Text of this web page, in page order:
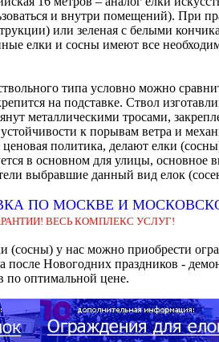
и внутри помещений). При
или зеленая с белыми
елки и сосны имеют все
типа условно можно
на подставке. Ствол
металлическими тросами,
к порывам ветра и
ценовая политика, делают елки
в основном для улицы, основное
выбравшие данный вид елок
ПО МОСКВЕ И
ВЕСЬ КОМПЛЕКС УСЛУГ!
(сосны) у нас можно приобрести
Новогодних праздников -
по оптимальной цене.